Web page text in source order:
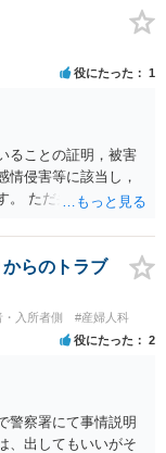
ください。
役にたった 1
ることの証明，被害
情侵害等に該当し，
。 ただ弁護士費用を
らのトラブ
・入所者側 #産婦人科
役にたった 2
警察署にて事情説明
、出してもいいがそ